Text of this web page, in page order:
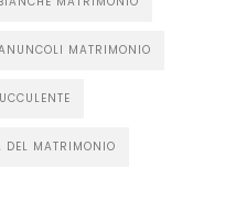
MATRIMONIO
DEL MATRIMONIO